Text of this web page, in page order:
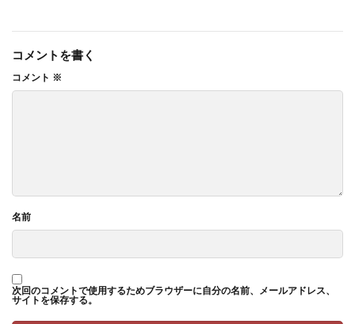
コメントを書く
コメント ※
名前
次回のコメントで使用するためブラウザーに自分の名前、メールアドレス、
サイトを保存する。